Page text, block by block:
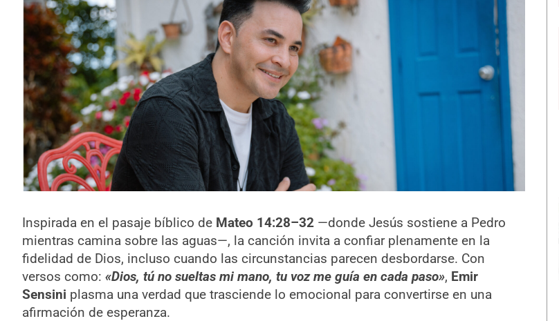
Inspirada en el pasaje bíblico de Mateo 14:28–32—donde Jesús sostiene a Pedro
mientras camina sobre las aguas—, la canción invita a confiar plenamente en la
fidelidad de Dios, incluso cuando las circunstancias parecen desbordarse. Con
versos como: «Dios, tú no sueltas mi mano, tu voz me guía en cada paso», Emir
Sensini plasma una verdad que trasciende lo emocional para convertirse en una
afirmación de esperanza.